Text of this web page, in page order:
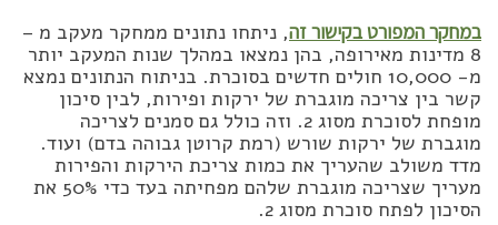
במחקר המפורט בקישור זה, ניתחו נתונים ממחקר מעקב מ –
8 מדינות מאירופה, בהן נמצאו במהלך שנות המעקב יותר
מ- 10,000 חולים חדשים בסוכרת. בניתוח הנתונים נמצא
קשר בין צריכה מוגברת של ירקות ופירות, לבין סיכון
מופחת לסוכרת מסוג 2. וזה כולל גם סמנים לצריכה
מוגברת של ירקות שורש (רמת קרוטן גבוהה בדם) ועוד.
מדד משולב שהעריך את כמות צריכת הירקות והפירות
מעריך שצריכה מוגברת שלהם מפחיתה בעד כדי 50% את
הסיכון לפתח סוכרת מסוג 2.